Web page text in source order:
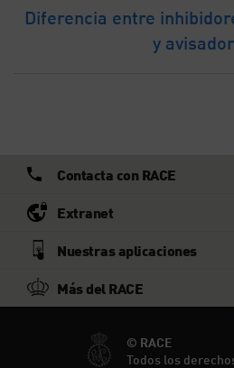
Diferencia entre
y
Contacta con RACE
Extranet
Nuestras aplicaciones
Más del RACE
© RACE
Todos los